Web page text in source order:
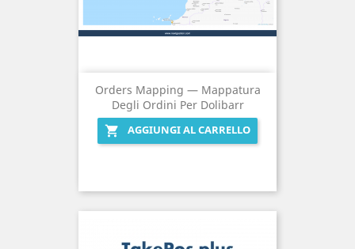
Orders Mapping — Mappatura
Degli Ordini Per Dolibarr

AGGIUNGI AL CARRELLO